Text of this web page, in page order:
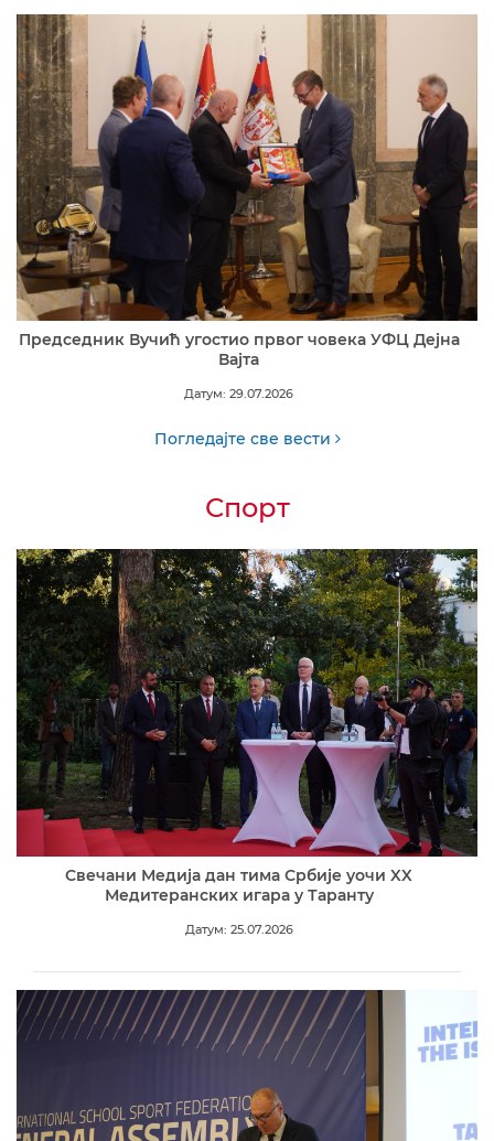
Председник Вучић угостио првог човека УФЦ Дејна
Вајта
Датум: 29.07.2026
Погледајте све вести
Спорт
Свечани Медија дан тима Србије уочи XX
Медитеранских игара у Таранту
Датум: 25.07.2026